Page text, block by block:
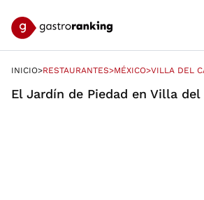
INICIO
INICIO>RESTAURANTES
RESTAURANTES>MÉXICO
MÉXICO>VILLA DEL
VILLA DEL
El Jardín de Piedad en Villa del